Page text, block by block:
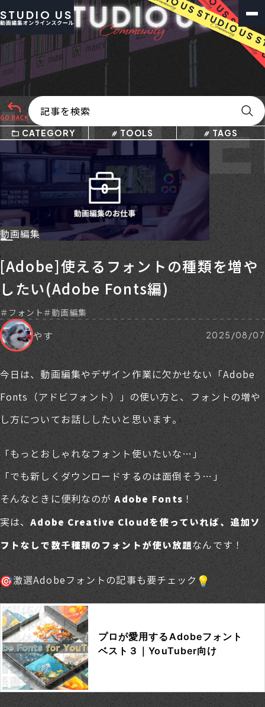
STUDIO US
CATEGORY TOOLS TAGS
動画編集
[Adobe]使えるフォントの種類を増や
したい(Adobe Fonts編)
フォント 動画編集
やす 2025/08/07
今日は、動画編集やデザイン作業に欠かせない「Adobe
Fonts（アドビフォント）」の使い方と、フォントの増や
し方についてお話ししたいと思います。
「もっとおしゃれなフォント使いたいな…」
「でも新しくダウンロードするのは面倒そう…」
そんなときに便利なのがAdobe Fonts ！
実は、Adobe Creative Cloudを使っていれば、追加ソ
フトなしで数千種類のフォントが使い放題なんです！
激選Adobeフォントの記事も要チェック